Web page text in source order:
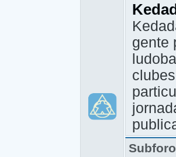
gente